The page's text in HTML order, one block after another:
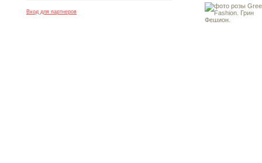
Вход для партнеров